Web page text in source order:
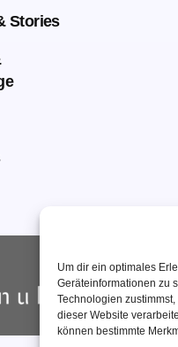
Um dir ein optimales
Geräteinformationen zu
Technologien
dieser Website
können bestimmte
Stories